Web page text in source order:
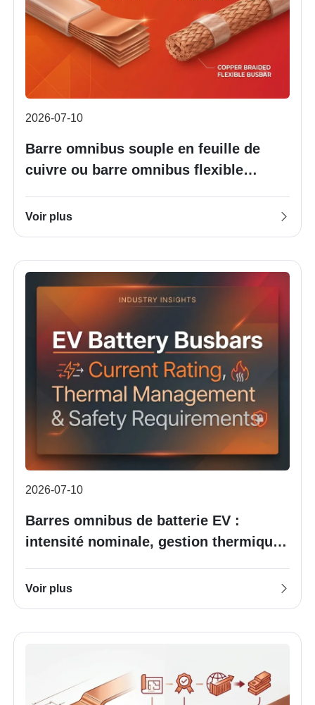
2026-07-10
Barre omnibus souple en feuille de
cuivre ou barre omnibus flexible
meilleure solution pour votre batterie ?
Voir plus
2026-07-10
Barres omnibus de batterie EV :
intensité nominale, gestion thermique
Voir plus